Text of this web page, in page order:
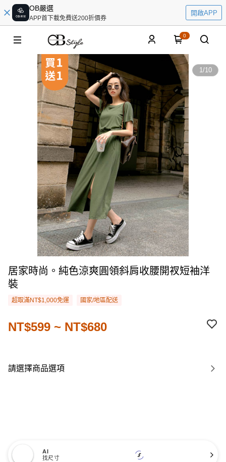
OB嚴選
APP首下載免費送200折價券
開啟APP
0
1/10
居家時尚。純色涼爽圓領斜肩收腰開衩短袖洋
裝
超取滿NT$1,000免運 國家/地區配送
NT$599 ~ NT$680
請選擇商品選項
AI
找尺寸